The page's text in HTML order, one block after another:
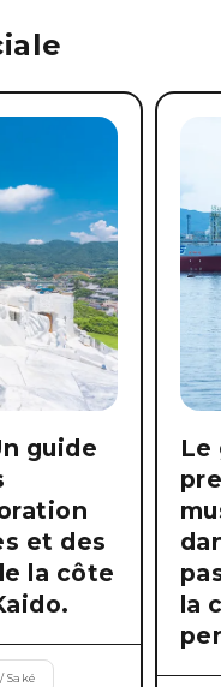
guide
et des
la côte
Saké
Le
la